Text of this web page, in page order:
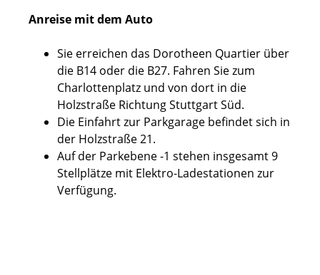
Anreise mit dem Auto
Sie erreichen das Dorotheen Quartier über
die B14 oder die B27. Fahren Sie zum
Charlottenplatz und von dort in die
Holzstraße Richtung Stuttgart Süd.
Die Einfahrt zur Parkgarage befindet sich in
der Holzstraße 21.
Auf der Parkebene -1 stehen insgesamt 9
Stellplätze mit Elektro-Ladestationen zur
Verfügung.